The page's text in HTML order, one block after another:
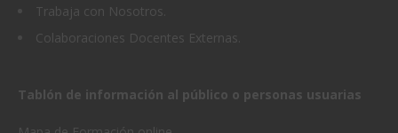
Trabaja con Nosotros.
Colaboraciones Docentes Externas.
Tablón de información al público o personas usuarias